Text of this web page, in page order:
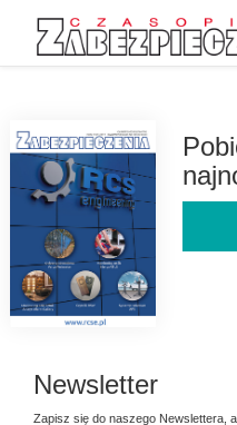
Newsletter
Zapisz się do naszego Newslettera,